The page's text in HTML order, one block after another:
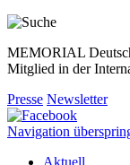
MEMORIAL
Mitglied in der
Presse Newsletter
Navigation
Aktuell